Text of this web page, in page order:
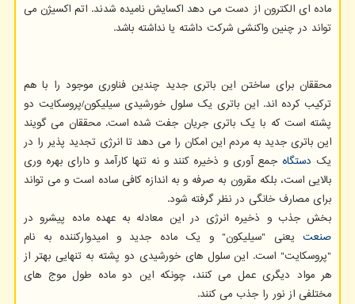
ماده ای الکترون از دست می دهد اکسایش نامیده شدند. اتم اکسیژن می
تواند در چنین واکنشی شرکت داشته یا نداشته باشد.
محققان برای ساختن این باتری جدید چندین فناوری موجود را با هم
ترکیب کرده اند. این باتری یک سلول خورشیدی سیلیکون/پروسکایت دو
پشته است که با یک باتری جریان جفت شده است. محققان می گویند
این باتری جدید به مردم این امکان را می دهد تا انرژی تجدید پذیر را در
یک دستگاه جمع آوری و ذخیره کنند و نه تنها کارآمد و دارای بهره وری
بالایی است، بلکه مقرون به صرفه و به اندازه کافی ساده است و می تواند
برای مصارف خانگی در نظر گرفته شود.
بخش جذب و ذخیره انرژی در این معادله به عهده ماده پیشرو در
صنعت یعنی "سیلیکون" و یک ماده جدید و امیدوارکننده به نام
"پروسکایت" است. این سلول های خورشیدی دو پشته به تنهایی بهتر از
هر مواد دیگری عمل می کنند، چونکه این دو ماده طول موج های
مختلفی از نور را جذب می کنند.